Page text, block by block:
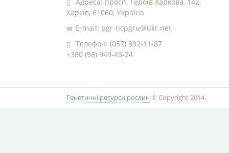
Харків, 61060, Україна
E-mail: pgr-ncpgru@ukr.net
Телефон: (057) 392-11-87
+380 (98) 949-45-24
Генетичні ресурси рослин © Copyright 2014.